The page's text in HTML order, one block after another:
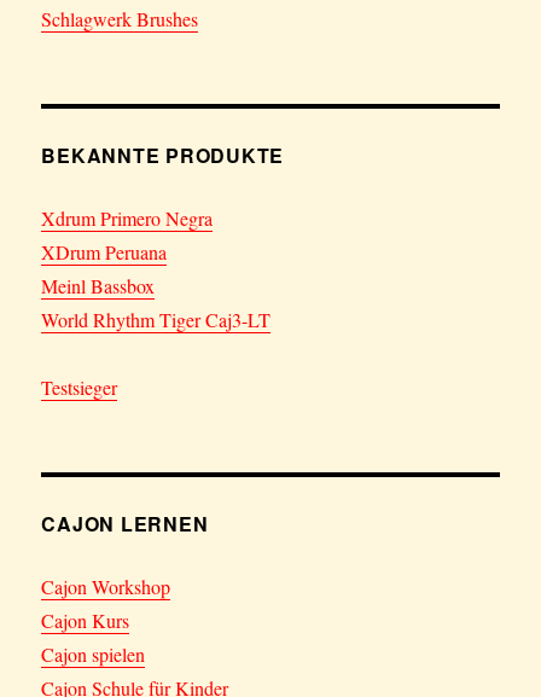
Schlagwerk Brushes
BEKANNTE PRODUKTE
Xdrum Primero Negra
XDrum Peruana
Meinl Bassbox
World Rhythm Tiger Caj3-LT
Testsieger
CAJON LERNEN
Cajon Workshop
Cajon Kurs
Cajon spielen
Cajon Schule für Kinder